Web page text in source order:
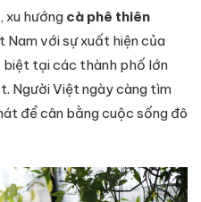
xu hướng cà phê thiên
Nam với sự xuất hiện của
biệt tại các thành phố lớn
Người Việt ngày càng tìm
để cân bằng cuộc sống đô